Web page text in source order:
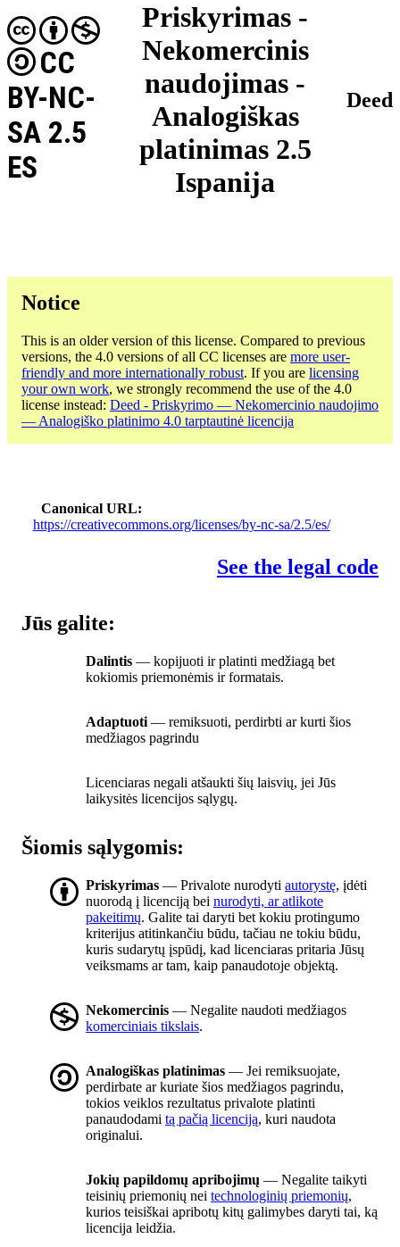
Priskyrimas -
Nekomercinis
naudojimas -
Analogiškas
platinimas 2.5
Ispanija
CC
BY-NC-
SA 2.5
ES
Deed
Notice
This is an older version of this license. Compared to previous
versions, the 4.0 versions of all CC licenses are more user-
friendly and more internationally robust. If you are licensing
your own work, we strongly recommend the use of the 4.0
license instead: Deed - Priskyrimo — Nekomercinio naudojimo
— Analogiško platinimo 4.0 tarptautinė licencija
Canonical URL
https://creativecommons.org/licenses/by-nc-sa/2.5/es/
See the legal code
Jūs galite:
Dalintis — kopijuoti ir platinti medžiagą bet
kokiomis priemonėmis ir formatais.
Adaptuoti — remiksuoti, perdirbti ar kurti šios
medžiagos pagrindu
Licenciaras negali atšaukti šių laisvių, jei Jūs
laikysitės licencijos sąlygų.
Šiomis sąlygomis:
Priskyrimas — Privalote nurodyti autorystę, įdėti
nuorodą į licenciją bei nurodyti, ar atlikote
pakeitimų. Galite tai daryti bet kokiu protingumo
kriterijus atitinkančiu būdu, tačiau ne tokiu būdu,
kuris sudarytų įspūdį, kad licenciaras pritaria Jūsų
veiksmams ar tam, kaip panaudotoje objektą.
Nekomercinis — Negalite naudoti medžiagos
komerciniais tikslais.
Analogiškas platinimas — Jei remiksuojate,
perdirbate ar kuriate šios medžiagos pagrindu,
tokios veiklos rezultatus privalote platinti
panaudodami tą pačią licenciją, kuri naudota
originalui.
Jokių papildomų apribojimų — Negalite taikyti
teisinių priemonių nei technologinių priemonių,
kurios teisiškai apribotų kitų galimybes daryti tai, ką
licencija leidžia.